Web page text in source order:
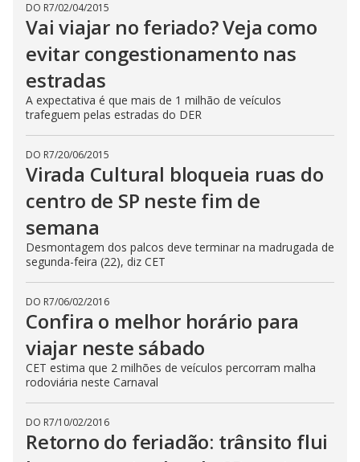
DO R7/02/04/2015
Vai viajar no feriado? Veja como
evitar congestionamento nas
estradas
A expectativa é que mais de 1 milhão de veículos
trafeguem pelas estradas do DER
DO R7/20/06/2015
Virada Cultural bloqueia ruas do
centro de SP neste fim de
semana
Desmontagem dos palcos deve terminar na madrugada de
segunda-feira (22), diz CET
DO R7/06/02/2016
Confira o melhor horário para
viajar neste sábado
CET estima que 2 milhões de veículos percorram malha
rodoviária neste Carnaval
DO R7/10/02/2016
Retorno do feriadão: trânsito flui